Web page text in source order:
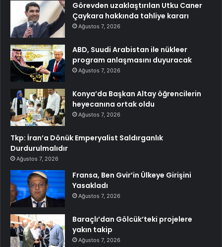
Görevden uzaklaştırılan Utku Caner
Çaykara hakkında tahliye kararı
Ağustos 7, 2026
ABD, Suudi Arabistan ile nükleer
program anlaşmasını duyuracak
Ağustos 7, 2026
Konya’da Başkan Altay öğrencilerin
heyecanına ortak oldu
Ağustos 7, 2026
Tkp: İran’a Dönük Emperyalist Saldırganlık
Durdurulmalıdır
Ağustos 7, 2026
Fransa, Ben Gvir’in Ülkeye Girişini
Yasakladı
Ağustos 7, 2026
Baraçlı’dan Gölcük’teki projelere
yakın takip
Ağustos 7, 2026